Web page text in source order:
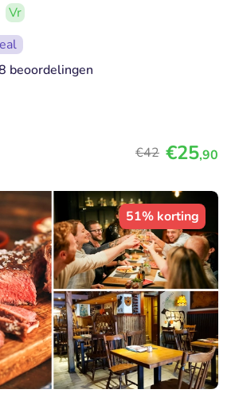
Vr
beoordelingen
€42 €25,90
51% korting